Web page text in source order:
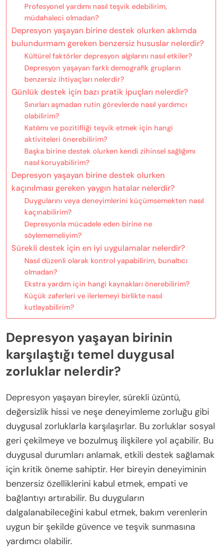
Profesyonel yardımı nasıl teşvik edebilirim,
müdahaleci olmadan?
Depresyon yaşayan birine destek olurken aklımda
bulundurmam gereken benzersiz hususlar nelerdir?
Kültürel faktörler depresyon algılarını nasıl etkiler?
Depresyon yaşayan farklı demografik grupların
benzersiz ihtiyaçları nelerdir?
Günlük destek için bazı pratik ipuçları nelerdir?
Sınırları aşmadan rutin görevlerde nasıl yardımcı
olabilirim?
Katılımı ve pozitifliği teşvik etmek için hangi
aktiviteleri önerebilirim?
Başka birine destek olurken kendi zihinsel sağlığımı
nasıl koruyabilirim?
Depresyon yaşayan birine destek olurken
kaçınılması gereken yaygın hatalar nelerdir?
Duygularını veya deneyimlerini küçümsemekten nasıl
kaçınabilirim?
Depresyonla mücadele eden birine ne
söylememeliyim?
Sürekli destek için en iyi uygulamalar nelerdir?
Nasıl düzenli olarak kontrol yapabilirim, bunaltıcı
olmadan?
Ekstra yardım için hangi kaynakları önerebilirim?
Küçük zaferleri ve ilerlemeyi birlikte nasıl
kutlayabilirim?
Depresyon yaşayan birinin
karşılaştığı temel duygusal
zorluklar nelerdir?
Depresyon yaşayan bireyler, sürekli üzüntü,
değersizlik hissi ve neşe deneyimleme zorluğu gibi
duygusal zorluklarla karşılaşırlar. Bu zorluklar sosyal
geri çekilmeye ve bozulmuş ilişkilere yol açabilir. Bu
duygusal durumları anlamak, etkili destek sağlamak
için kritik öneme sahiptir. Her bireyin deneyiminin
benzersiz özelliklerini kabul etmek, empati ve
bağlantıyı artırabilir. Bu duyguların
dalgalanabileceğini kabul etmek, bakım verenlerin
uygun bir şekilde güvence ve teşvik sunmasına
yardımcı olabilir.